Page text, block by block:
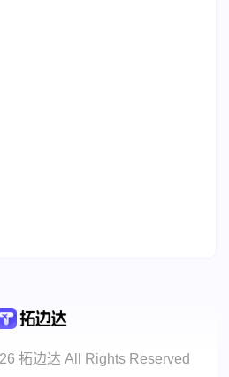
拓边达 All Rights Reserved